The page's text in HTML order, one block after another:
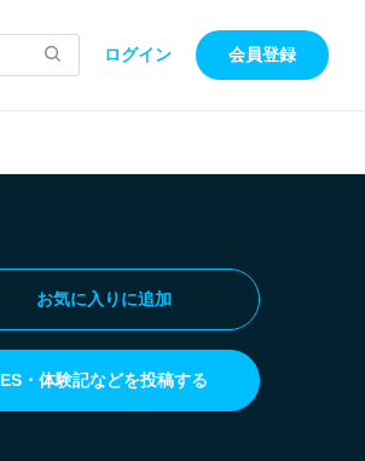
ログイン 会員登録
お気に入りに追加
ES・体験記などを投稿する